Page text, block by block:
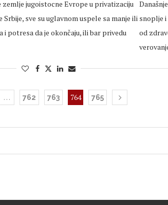
zemlje jugoistocne Evrope u privatizaciju
sve su uglavnom uspele sa manje ili
i potresa da je okončaju, ili bar privedu
snoplje i
od
… 762 763 764 765